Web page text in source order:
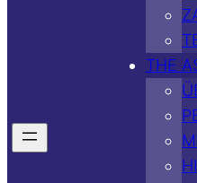
THE